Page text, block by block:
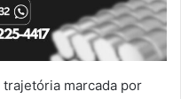
trajetória marcada por